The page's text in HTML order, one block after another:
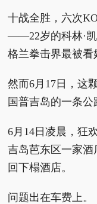
十战全胜，六次
——22岁的科林·凯
格兰拳击界最被看
然而6月17日，这
国普吉岛的一条公
6月14日凌晨，狂
吉岛芭东区一家
回下榻酒店。
问题出在车费上。